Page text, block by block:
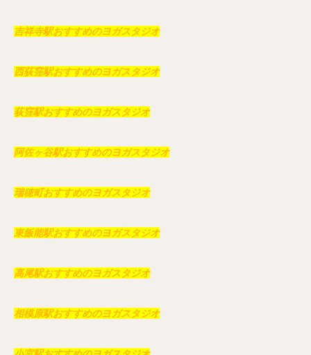
吉祥寺駅おすすめのヨガスタジオ
西荻窪駅おすすめのヨガスタジオ
荻窪駅おすすめのヨガスタジオ
阿佐ヶ谷駅おすすめのヨガスタジオ
瑞穂町おすすめのヨガスタジオ
東飯能駅おすすめのヨガスタジオ
高尾駅おすすめのヨガスタジオ
相模原駅おすすめのヨガスタジオ